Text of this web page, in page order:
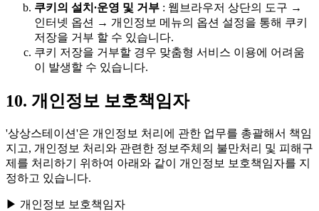
쿠키의 설치∙운영 및 거부 : 웹브라우저 상단의 도구 →
인터넷 옵션 → 개인정보 메뉴의 옵션 설정을 통해 쿠키
저장을 거부 할 수 있습니다.
쿠키 저장을 거부할 경우 맞춤형 서비스 이용에 어려움
이 발생할 수 있습니다.
10. 개인정보 보호책임자
'상상스테이션'은 개인정보 처리에 관한 업무를 총괄해서 책임
지고, 개인정보 처리와 관련한 정보주체의 불만처리 및 피해구
제를 처리하기 위하여 아래와 같이 개인정보 보호책임자를 지
정하고 있습니다.
▶ 개인정보 보호책임자